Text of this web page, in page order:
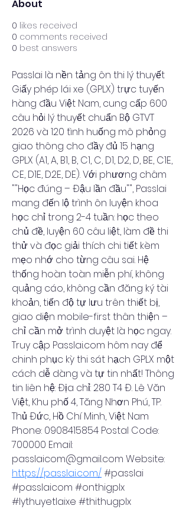
About
0 likes received
0 comments received
0 best answers
Passlai là nền tảng ôn thi lý thuyết
Giấy phép lái xe (GPLX) trực tuyến
hàng đầu Việt Nam, cung cấp 600
câu hỏi lý thuyết chuẩn Bộ GTVT
2026 và 120 tình huống mô phỏng
giao thông cho đầy đủ 15 hạng
GPLX (A1, A, B1, B, C1, C, D1, D2, D, BE, C1E,
CE, D1E, D2E, DE). Với phương châm
""Học đúng – Đậu lần đầu"", Passlai
mang đến lộ trình ôn luyện khoa
học chỉ trong 2-4 tuần: học theo
chủ đề, luyện 60 câu liệt, làm đề thi
thử và đọc giải thích chi tiết kèm
mẹo nhớ cho từng câu sai. Hệ
thống hoàn toàn miễn phí, không
quảng cáo, không cần đăng ký tài
khoản, tiến độ tự lưu trên thiết bị,
giao diện mobile-first thân thiện –
chỉ cần mở trình duyệt là học ngay.
Truy cập Passlai.com hôm nay để
chinh phục kỳ thi sát hạch GPLX một
cách dễ dàng và tự tin nhất! Thông
tin liên hệ: Địa chỉ: 280 T4 Đ. Lê Văn
Việt, Khu phố 4, Tăng Nhơn Phú, TP.
Thủ Đức, Hồ Chí Minh, Việt Nam
Phone: 0908415854 Postal Code:
700000 Email:
passlaicom@gmail.com Website:
https://passlai.com/ #passlai
#passlaicom #onthigplx
#lythuyetlaixe #thithugplx